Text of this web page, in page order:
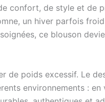
confort, de style et de
un hiver parfois
ce blouson
de poids excessif. Le
environnements : en